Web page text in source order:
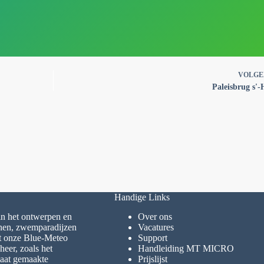
Paleisbrug s'-
het ontwerpen en
zwemparadijzen
onze Blue-Meteo
zoals het
gemaakte
Handige Links
Over ons
Vacatures
Support
Handleiding MT MICRO
Prijslijst